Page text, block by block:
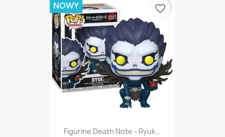
Figurine Death Note - Ryuk...
NOWY favorite_border